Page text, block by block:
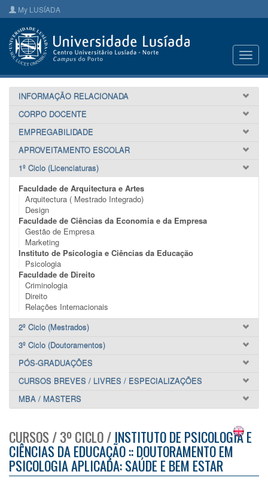
My LUSÍADA
INFORMAÇÃO RELACIONADA
CORPO DOCENTE
EMPREGABILIDADE
APROVEITAMENTO ESCOLAR
1º Ciclo (Licenciaturas)
Faculdade de Arquitectura e Artes
Arquitectura ( Mestrado Integrado)
Design
Faculdade de Ciências da Economia e da Empresa
Gestão de Empresa
Marketing
Instituto de Psicologia e Ciências da Educação
Psicologia
Faculdade de Direito
Criminologia
Direito
Relações Internacionais
2º Ciclo (Mestrados)
3º Ciclo (Doutoramentos)
PÓS-GRADUAÇÕES
CURSOS BREVES / LIVRES / ESPECIALIZAÇÕES
MBA / MASTERS
CURSOS / 3º CICLO / INSTITUTO DE PSICOLOGIA E
CIÊNCIAS DA EDUCAÇÃO :: DOUTORAMENTO EM
PSICOLOGIA APLICADA: SAÚDE E BEM ESTAR